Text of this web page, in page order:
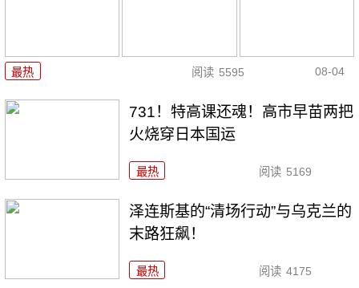
最热 阅读 5595 08-04
731！特高课还魂！高市早苗两把
火烧穿日本国运
最热 阅读 5169
泽连斯基的“清场行动”与乌克兰的
末路狂飙！
最热 阅读 4175